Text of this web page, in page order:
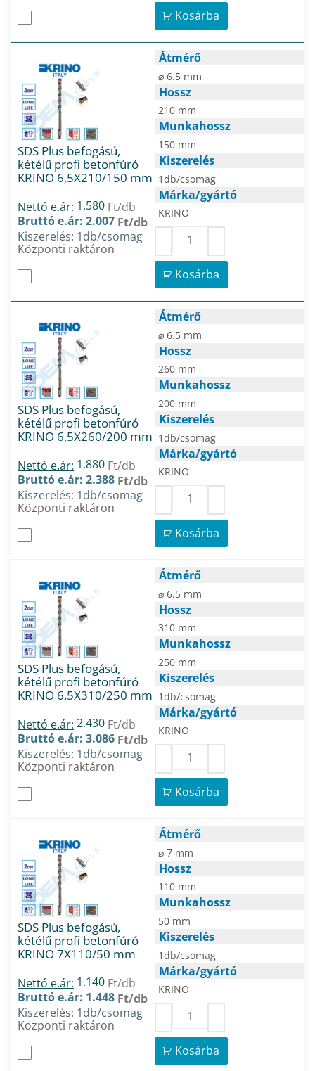
Kosárba
SDS Plus befogású,
kétélű profi betonfúró
KRINO 6,5X210/150 mm
Nettó e.ár: 1.580 Ft/db
Bruttó e.ár: 2.007 Ft/db
Kiszerelés: 1db/csomag
Központi raktáron
Átmérő
⌀ 6.5 mm
Hossz
210 mm
Munkahossz
150 mm
Kiszerelés
1db/csomag
Márka/gyártó
KRINO
Kosárba
SDS Plus befogású,
kétélű profi betonfúró
KRINO 6,5X260/200 mm
Nettó e.ár: 1.880 Ft/db
Bruttó e.ár: 2.388 Ft/db
Kiszerelés: 1db/csomag
Központi raktáron
Átmérő
⌀ 6.5 mm
Hossz
260 mm
Munkahossz
200 mm
Kiszerelés
1db/csomag
Márka/gyártó
KRINO
Kosárba
SDS Plus befogású,
kétélű profi betonfúró
KRINO 6,5X310/250 mm
Nettó e.ár: 2.430 Ft/db
Bruttó e.ár: 3.086 Ft/db
Kiszerelés: 1db/csomag
Központi raktáron
Átmérő
⌀ 6.5 mm
Hossz
310 mm
Munkahossz
250 mm
Kiszerelés
1db/csomag
Márka/gyártó
KRINO
Kosárba
SDS Plus befogású,
kétélű profi betonfúró
KRINO 7X110/50 mm
Nettó e.ár: 1.140 Ft/db
Bruttó e.ár: 1.448 Ft/db
Kiszerelés: 1db/csomag
Központi raktáron
Átmérő
⌀ 7 mm
Hossz
110 mm
Munkahossz
50 mm
Kiszerelés
1db/csomag
Márka/gyártó
KRINO
Kosárba